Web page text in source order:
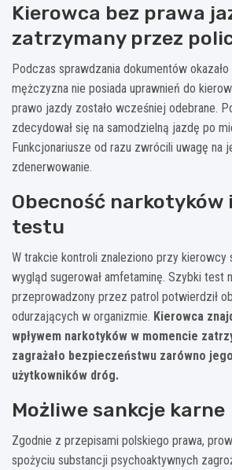
Kierowca bez prawa
zatrzymany przez
Podczas sprawdzania dokumentów
mężczyzna nie posiada uprawnień do
prawo jazdy zostało wcześniej odebrane.
zdecydował się na samodzielną jazdę po
Funkcjonariusze od razu zwrócili uwagę na
zdenerwowanie.
Obecność narkotyków
testu
W trakcie kontroli znaleziono przy kierowcy
wygląd sugerował amfetaminę. Szybki test
przeprowadzony przez patrol potwierdził
odurzających w organizmie. Kierowca
wpływem narkotyków w momencie
zagrażało bezpieczeństwu zarówno
użytkowników dróg.
Możliwe sankcje karne
Zgodnie z przepisami polskiego prawa,
spożyciu substancji psychoaktywnych